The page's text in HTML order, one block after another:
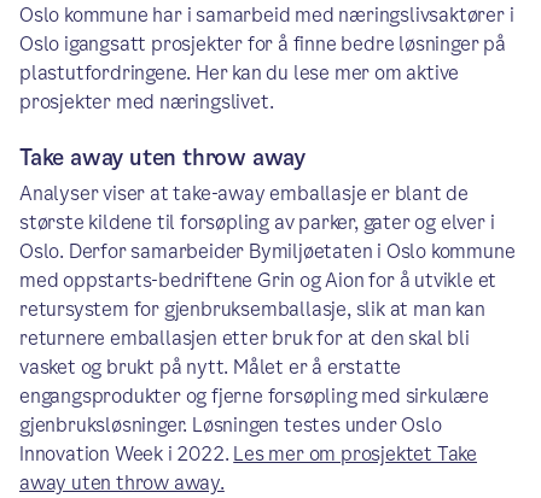
Oslo kommune har i samarbeid med næringslivsaktører i
Oslo igangsatt prosjekter for å finne bedre løsninger på
plastutfordringene. Her kan du lese mer om aktive
prosjekter med næringslivet.
Take away uten throw away
Analyser viser at take-away emballasje er blant de
største kildene til forsøpling av parker, gater og elver i
Oslo. Derfor samarbeider Bymiljøetaten i Oslo kommune
med oppstarts-bedriftene Grin og Aion for å utvikle et
retursystem for gjenbruksemballasje, slik at man kan
returnere emballasjen etter bruk for at den skal bli
vasket og brukt på nytt. Målet er å erstatte
engangsprodukter og fjerne forsøpling med sirkulære
gjenbruksløsninger. Løsningen testes under Oslo
Innovation Week i 2022. Les mer om prosjektet Take
away uten throw away.